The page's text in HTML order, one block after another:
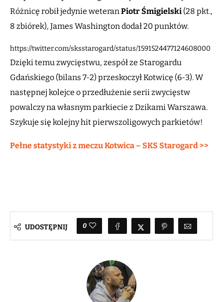
Różnicę robił jedynie weteranPiotr Śmigielski (28 pkt.,
8 zbiórek), James Washington dodał 20 punktów.
https://twitter.com/sksstarogard/status/1591524477124608000
Dzięki temu zwycięstwu, zespół ze Starogardu
Gdańskiego (bilans 7-2) przeskoczył Kotwicę (6-3). W
następnej kolejce o przedłużenie serii zwycięstw
powalczy na własnym parkiecie z Dzikami Warszawa.
Szykuje się kolejny hit pierwszoligowych parkietów!
Pełne statystyki z meczu Kotwica – SKS Starogard >>
UDOSTĘPNIJ 0